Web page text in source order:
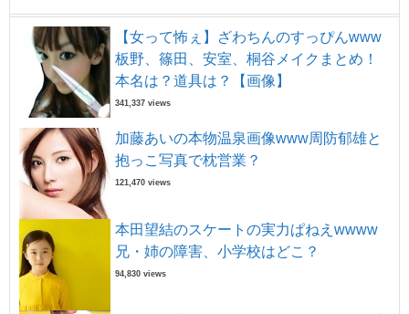
【女って怖ぇ】ざわちんのすっぴんwww
板野、篠田、安室、桐谷メイクまとめ！
本名は？道具は？【画像】
341,337 views
加藤あいの本物温泉画像www周防郁雄と
抱っこ写真で枕営業？
121,470 views
本田望結のスケートの実力ぱねえwwww
兄・姉の障害、小学校はどこ？
94,830 views